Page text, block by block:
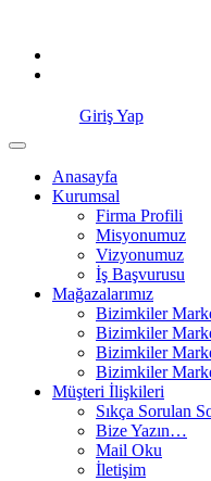
content
Giriş Yap
Anasayfa
Kurumsal
Firma Profili
Misyonumuz
Vizyonumuz
İş Başvurusu
Mağazalarımız
Bizimkiler
Bizimkiler
Bizimkiler
Bizimkiler
Müşteri İlişkileri
Sıkça Sorulan
Bize Yazın…
Mail Oku
İletişim